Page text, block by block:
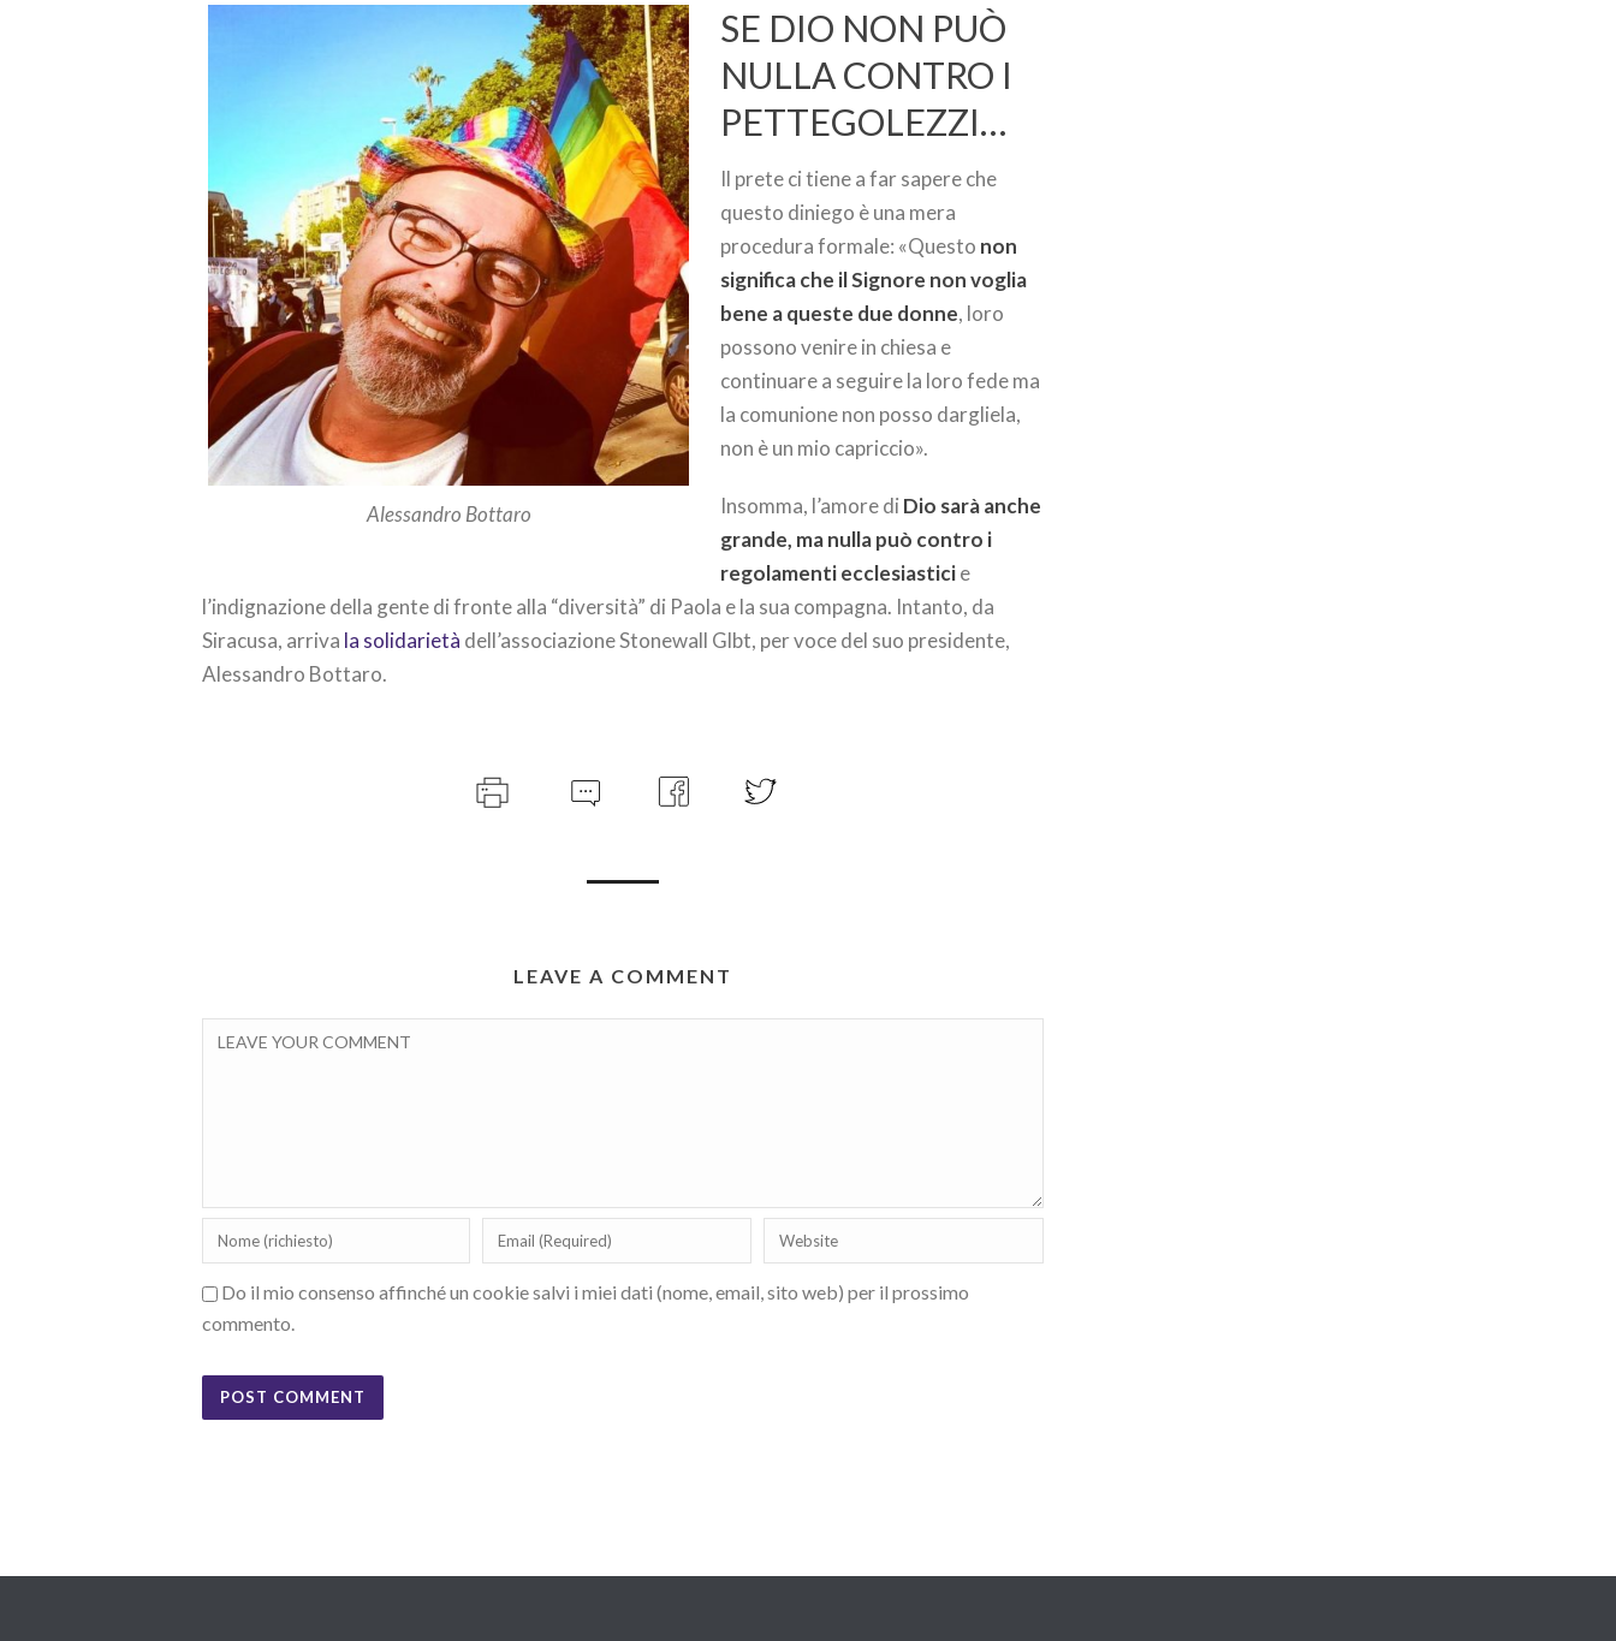
Alessandro Bottaro
SE DIO NON PUÒ
NULLA CONTRO I
PETTEGOLEZZI…
Il prete ci tiene a far sapere che
questo diniego è una mera
procedura formale: «Questo non
significa che il Signore non voglia
bene a queste due donne, loro
possono venire in chiesa e
continuare a seguire la loro fede ma
la comunione non posso dargliela,
non è un mio capriccio».
Insomma, l’amore di Dio sarà anche
grande, ma nulla può contro i
regolamenti ecclesiasticie
l’indignazione della gente di fronte alla “diversità” di Paola e la sua compagna. Intanto, da
Siracusa, arriva la solidarietà dell’associazione Stonewall Glbt, per voce del suo presidente,
Alessandro Bottaro.
LEAVE A COMMENT
Do il mio consenso affinché un cookie salvi i miei dati (nome, email, sito web) per il prossimo
commento.